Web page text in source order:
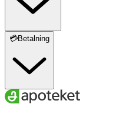
💳Betalning